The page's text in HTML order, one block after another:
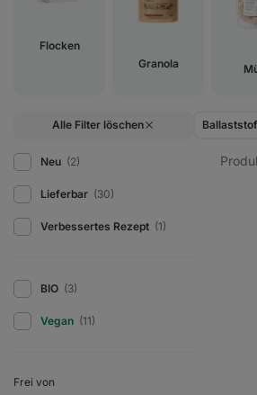
Flocken
Granola
Alle Filter löschen
Neu (2)
Lieferbar (30)
Verbessertes Rezept (1)
BIO (3)
Vegan (11)
Frei von